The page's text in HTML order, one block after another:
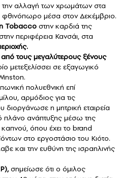
την αλλαγή των χρωμάτων στα
μέσα στον Δεκέμβριο.
Tobacco στην καρδιά της
περιφέρεια Κανσάι, στα
τους μεγαλύτερους ξένους
μετεξελίσσει σε εξαγωγικό
πολυεθνική επί
αρμόδιος για τις
η μητρική εταιρεία
πλάνο ανάπτυξης μέσω της
όπου έχει το brand
στο εργοστάσιο του Κιότο.
και την ευθύνη της ισραηλινής
σημείωσε ότι ο όμιλος